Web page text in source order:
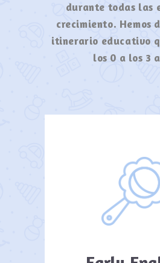
durante todas las
crecimiento. Hemos
itinerario educativo
los 0 a los 3